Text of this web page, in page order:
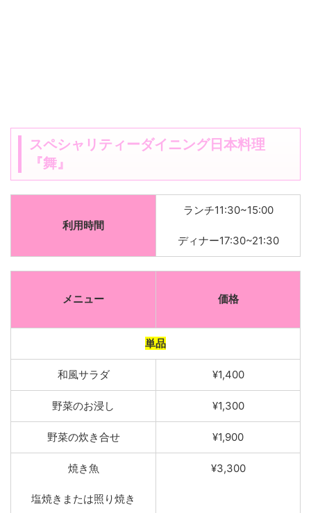
スペシャリティーダイニング日本料理
『舞』
利用時間
ランチ11:30~15:00
ディナー17:30~21:30
メニュー 価格
単品
和風サラダ ¥1,400
野菜のお浸し ¥1,300
野菜の炊き合せ ¥1,900
焼き魚
塩焼き または照り焼き
¥3,300